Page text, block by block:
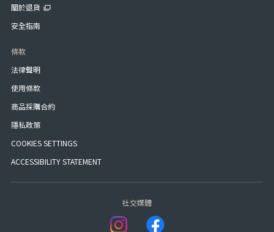
關於退貨
安全指南
條款
法律聲明
使用條款
商品採購合約
隱私政策
COOKIES SETTINGS
ACCESSIBILITY STATEMENT
社交媒體